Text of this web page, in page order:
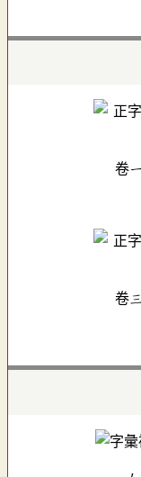
卷
卷